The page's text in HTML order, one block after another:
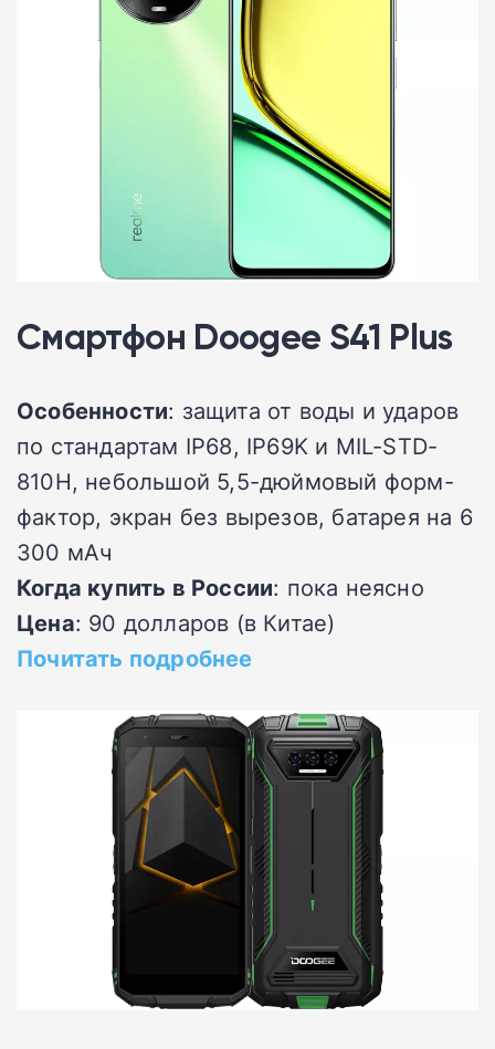
Смартфон Doogee S41 Plus
Особенности: защита от воды и ударов
по стандартам IP68, IP69K и MIL-STD-
810H, небольшой 5,5-дюймовый форм-
фактор, экран без вырезов, батарея на 6
300 мАч
Когда купить в России: пока неясно
Цена: 90 долларов (в Китае)
Почитать подробнее